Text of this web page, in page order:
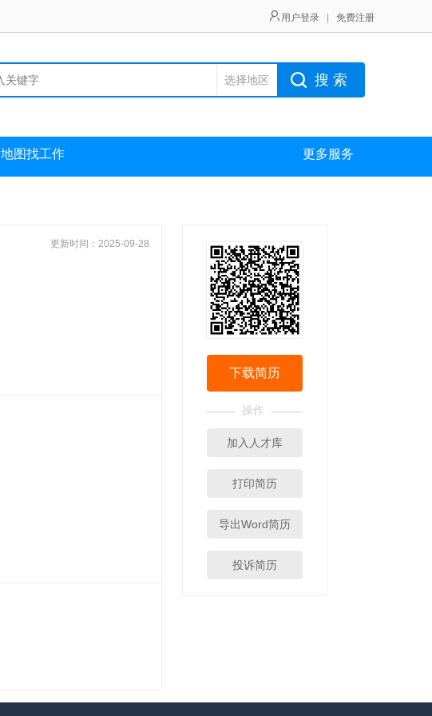
用户登录 免费注册
选择地区 搜 索
地图找工作 更多服务
更新时间：2025-09-28
下载简历
操作
加入人才库
打印简历
导出Word简历
投诉简历